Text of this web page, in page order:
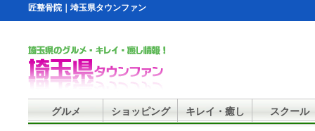
匠整骨院｜埼玉県タウンファン
グルメ ショッピング キレイ・癒し スクール